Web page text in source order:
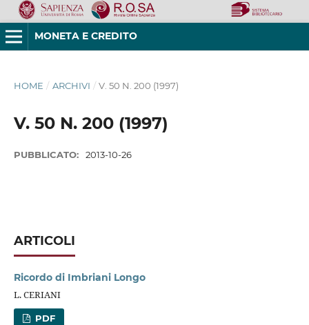
MONETA E CREDITO
HOME / ARCHIVI / V. 50 N. 200 (1997)
V. 50 N. 200 (1997)
PUBBLICATO: 2013-10-26
ARTICOLI
Ricordo di Imbriani Longo
L. CERIANI
PDF